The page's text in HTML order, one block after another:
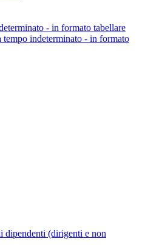
- in formato tabellare
tempo indeterminato - in formato
dipendenti (dirigenti e non